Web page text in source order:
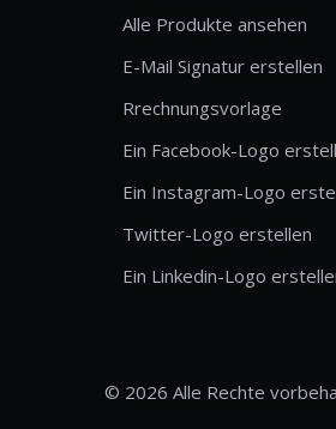
Alle Produkte ansehen
E-Mail Signatur erstellen
Rrechnungsvorlage
Ein Facebook-Logo
Ein Instagram-Logo
Twitter-Logo erstellen
Ein Linkedin-Logo
© 2026 Alle Rechte